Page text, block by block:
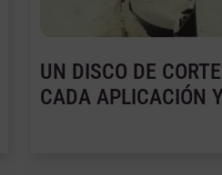
UN DISCO DE
CADA APLICACIÓN